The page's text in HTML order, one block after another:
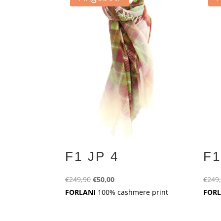
F1 JP 4
€249,90 Ursprünglicher
Preis
€50,00Aktueller
Preis
FORLANI 100% cashmere print
€